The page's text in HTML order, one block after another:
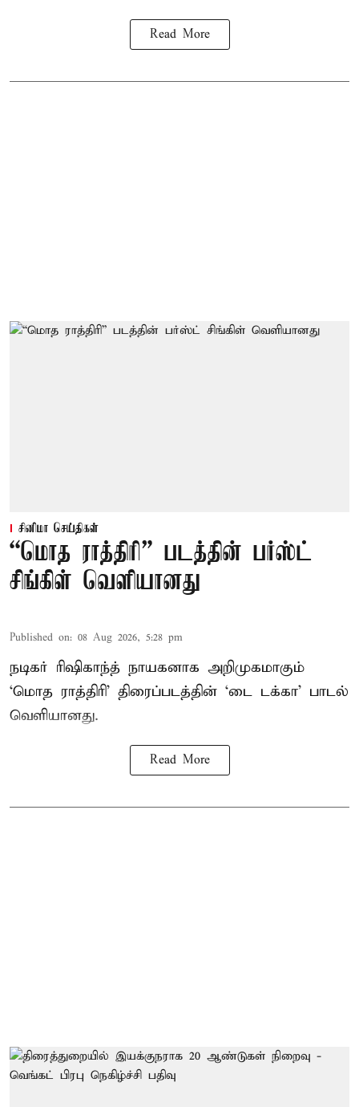
Read More
சினிமா செய்திகள்
“மொத ராத்திரி” படத்தின் பர்ஸ்ட்
சிங்கிள் வெளியானது
Published on: 08 Aug 2026, 5:28 pm
நடிகர் ரிஷிகாந்த் நாயகனாக அறிமுகமாகும்
‘மொத ராத்திரி’ திரைப்படத்தின் ‘டை டக்கா’ பாடல்
வெளியானது.
Read More